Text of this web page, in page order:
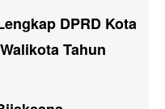
DPRD Kota
Tahun